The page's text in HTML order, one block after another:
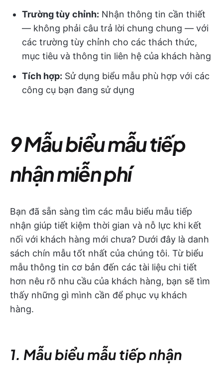
Trường tùy chỉnh: Nhận thông tin cần thiết
— không phải câu trả lời chung chung — với
các trường tùy chỉnh cho các thách thức,
mục tiêu và thông tin liên hệ của khách hàng
Tích hợp: Sử dụng biểu mẫu phù hợp với các
công cụ bạn đang sử dụng
9 Mẫu biểu mẫu tiếp
nhận miễn phí
Bạn đã sẵn sàng tìm các mẫu biểu mẫu tiếp
nhận giúp tiết kiệm thời gian và nỗ lực khi kết
nối với khách hàng mới chưa? Dưới đây là danh
sách chín mẫu tốt nhất của chúng tôi. Từ biểu
mẫu thông tin cơ bản đến các tài liệu chi tiết
hơn nêu rõ nhu cầu của khách hàng, bạn sẽ tìm
thấy những gì mình cần để phục vụ khách
hàng.
1. Mẫu biểu mẫu tiếp nhận